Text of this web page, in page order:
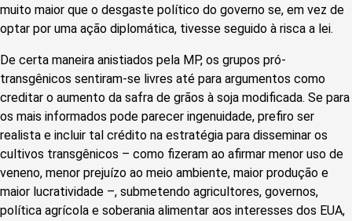
muito maior que o desgaste político do governo se, em vez de
optar por uma ação diplomática, tivesse seguido à risca a lei.
De certa maneira anistiados pela MP, os grupos pró-
transgênicos sentiram-se livres até para argumentos como
creditar o aumento da safra de grãos à soja modificada. Se para
os mais informados pode parecer ingenuidade, prefiro ser
realista e incluir tal crédito na estratégia para disseminar os
cultivos transgênicos – como fizeram ao afirmar menor uso de
veneno, menor prejuízo ao meio ambiente, maior produção e
maior lucratividade –, submetendo agricultores, governos,
política agrícola e soberania alimentar aos interesses dos EUA,